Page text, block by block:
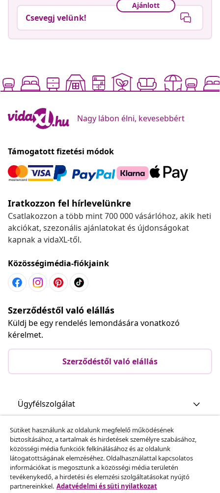
Ajánlott
Csevegj velünk!
Nagy lábon élni, kevesebbért
Támogatott fizetési módok
Iratkozzon fel hírlevelünkre
Csatlakozzon a több mint 700 000 vásárlóhoz, akik heti
akciókat, szezonális ajánlatokat és újdonságokat
kapnak a vidaXL-től.
Közösségimédia-fiókjaink
Szerződéstől való elállás
Küldj be egy rendelés lemondására vonatkozó
kérelmet.
Szerződéstől való elállás
Ügyfélszolgálat
Üzlet
vidaXL
Fedezz fel többet
Sütiket használunk az oldalunk megfelelő működésének
biztosításához, a tartalmak és hirdetések személyre szabásához,
közösségi média funkciók felkínálásához és az oldalunk
látogatottságának elemzéséhez. Oldalhasználattal kapcsolatos
információkat is megosztunk a közösségi média területén
tevékenykedő, a hirdetési és elemzési szolgáltatásokat nyújtó
partnereinkkel. Adatvédelmi és süti nyilatkozat